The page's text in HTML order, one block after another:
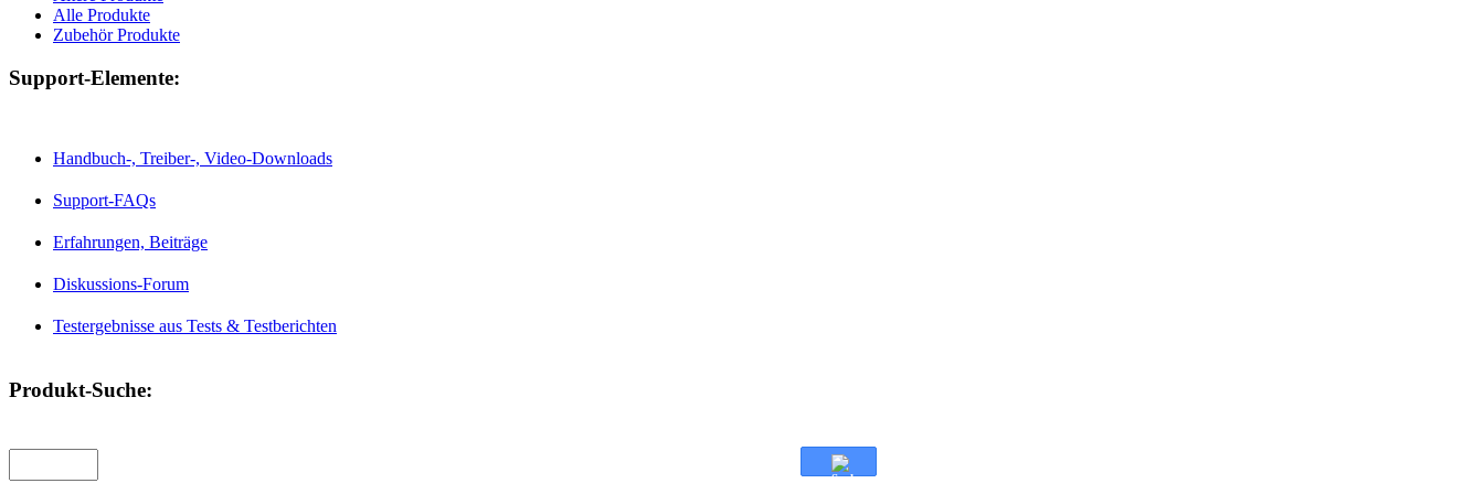
Alle Produkte
Zubehör Produkte
Support-Elemente:
Handbuch-, Treiber-, Video-Downloads
Support-FAQs
Erfahrungen, Beiträge
Diskussions-Forum
Testergebnisse aus Tests & Testberichten
Produkt-Suche: